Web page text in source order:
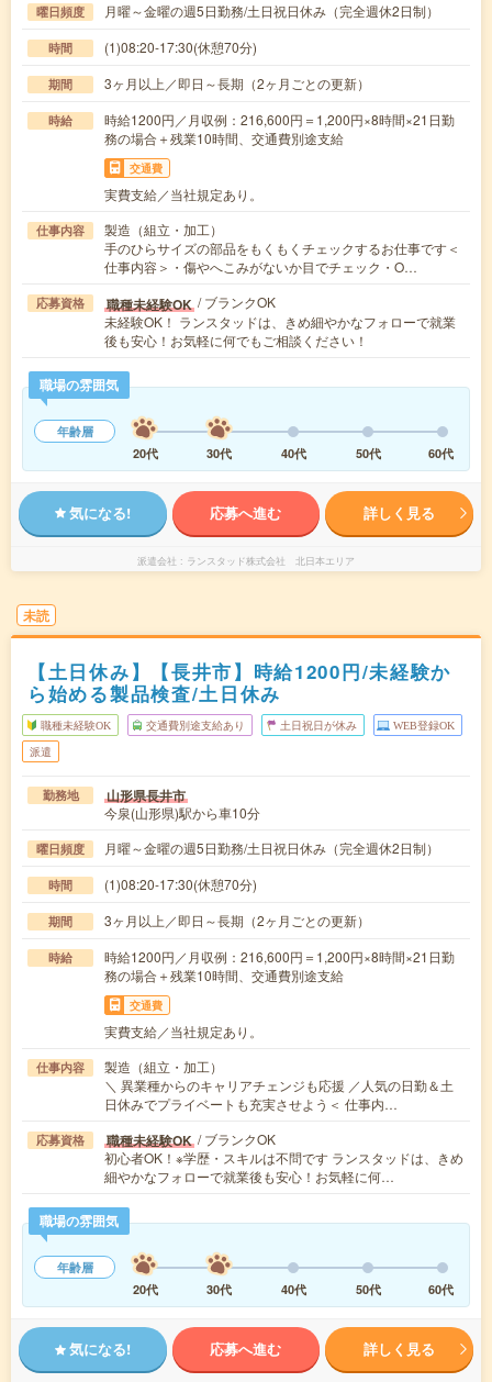
曜日頻度 月曜～金曜の週5日勤務/土日祝日休み（完全週休2日制）
時間 (1)08:20-17:30(休憩70分)
期間 3ヶ月以上／即日～長期（2ヶ月ごとの更新）
時給
時給1200円／月収例：216,600円＝1,200円×8時間×21日勤
務の場合＋残業10時間、交通費別途支給
交通費
実費支給／当社規定あり。
仕事内容
製造（組立・加工）
手のひらサイズの部品をもくもくチェックするお仕事です＜
仕事内容＞・傷やへこみがないか目でチェック・O…
応募資格 職種未経験OK / ブランクOK
未経験OK！ ランスタッドは、きめ細やかなフォローで就業
後も安心！お気軽に何でもご相談ください！
職場の雰囲気
年齢層
20代
30代 40代 50代 60代
気になる! 応募へ進む 詳しく見る
派遣会社 ランスタッド株式会社 北日本エリア
未読
【土日休み】【長井市】時給1200円/未経験か
ら始める製品検査/土日休み
職種未経験OK 交通費別途支給あり 土日祝日が休み WEB登録OK
派遣
勤務地 山形県長井市
今泉(山形県)駅から車10分
曜日頻度 月曜～金曜の週5日勤務/土日祝日休み（完全週休2日制）
時間 (1)08:20-17:30(休憩70分)
期間 3ヶ月以上／即日～長期（2ヶ月ごとの更新）
時給
時給1200円／月収例：216,600円＝1,200円×8時間×21日勤
務の場合＋残業10時間、交通費別途支給
交通費
実費支給／当社規定あり。
仕事内容
製造（組立・加工）
＼ 異業種からのキャリアチェンジも応援 ／人気の日勤＆土
日休みでプライベートも充実させよう＜ 仕事内…
応募資格 職種未経験OK / ブランクOK
初心者OK！※学歴・スキルは不問です ランスタッドは、きめ
細やかなフォローで就業後も安心！お気軽に何…
職場の雰囲気
年齢層
20代
30代 40代 50代 60代
気になる! 応募へ進む 詳しく見る